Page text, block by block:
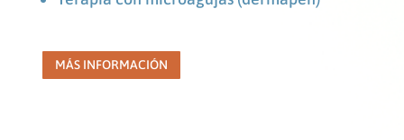
MÁS INFORMACIÓN